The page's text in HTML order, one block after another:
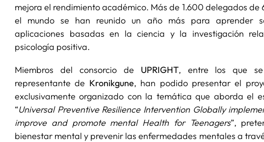
mejora el rendimiento académico. Más de 1.600 delegados de
el mundo se han reunido un año más para aprender
aplicaciones basadas en la ciencia y la investigación
psicología positiva.
Miembros del consorcio de UPRIGHT, entre los que se
representante de Kronikgune, han podido presentar el
exclusivamente organizado con la temática que aborda el
“Universal Preventive Resilience Intervention Globally
improve and promote mental Health for Teenagers”,
bienestar mental y prevenir las enfermedades mentales a